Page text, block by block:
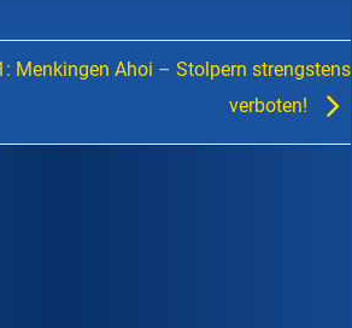
Menkingen Ahoi – Stolpern strengstens
verboten!